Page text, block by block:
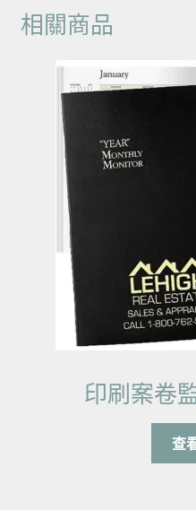
相關商品
印刷案卷
查